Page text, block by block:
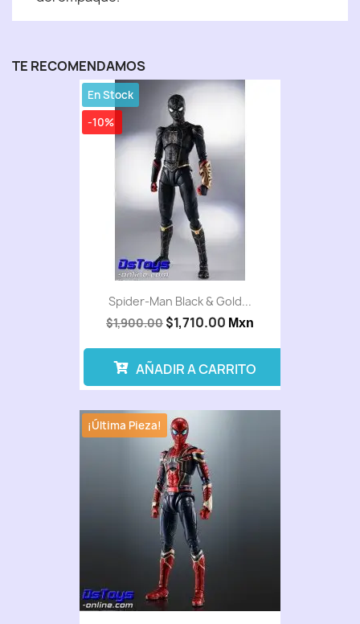
TE RECOMENDAMOS
Spider-Man Black & Gold...
$1,900.00 $1,710.00 Mxn
-10%
En Stock
AÑADIR A CARRITO
¡Última Pieza!